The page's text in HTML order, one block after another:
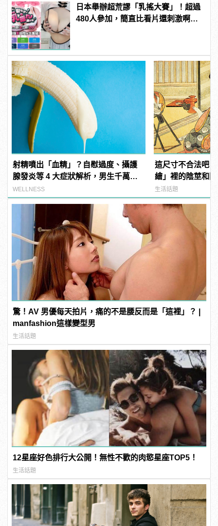
日本舉辦超荒謬「乳搖大賽」！超過
480人參加，簡直比看片還刺激啊！ |
射精噴出「血精」？自慰過度、攝護
腺發炎等 4 大症狀解析，男生千萬要
注意！
WELLNESS
這尺寸不合法吧
繪」裡的陰莖和
生活話題
驚！AV 男優每天拍片，痛的不是腰反而是「這裡」？ |
manfashion這樣變型男
生活話題
12星座好色排行大公開！無性不歡的肉慾星座TOP5！
生活話題